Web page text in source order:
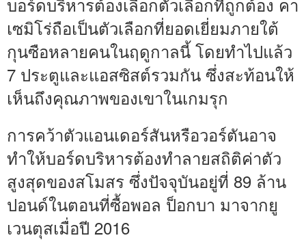
เซมิโร่ถือเป็นตัวเลือกที่ยอดเยี่ยมภายใต้
กุนซือหลายคนในฤดูกาลนี้ โดยทำไปแล้ว
7 ประตูและแอสซิสต์รวมกัน ซึ่งสะท้อนให้
เห็นถึงคุณภาพของเขาในเกมรุก
การคว้าตัวแอนเดอร์สันหรือวอร์ตันอาจ
ทำให้บอร์ดบริหารต้องทำลายสถิติค่าตัว
สูงสุดของสโมสร ซึ่งปัจจุบันอยู่ที่ 89 ล้าน
ปอนด์ในตอนที่ซื้อพอล ป็อกบา มาจากยู
เวนตุสเมื่อปี 2016